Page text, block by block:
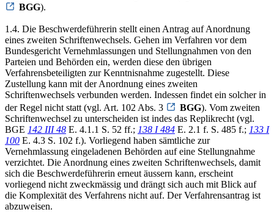
BGG).
1.4. Die Beschwerdeführerin stellt einen Antrag auf Anordnung
eines zweiten Schriftenwechsels. Gehen im Verfahren vor dem
Bundesgericht Vernehmlassungen und Stellungnahmen von den
Parteien und Behörden ein, werden diese den übrigen
Verfahrensbeteiligten zur Kenntnisnahme zugestellt. Diese
Zustellung kann mit der Anordnung eines zweiten
Schriftenwechsels verbunden werden. Indessen findet ein solcher in
der Regel nicht statt (vgl. Art. 102 Abs. 3
BGG). Vom zweiten
Schriftenwechsel zu unterscheiden ist indes das Replikrecht (vgl.
BGE 142 III 48 E. 4.1.1 S. 52 ff.; 138 I 484 E. 2.1 f. S. 485 f.; 133 I
100 E. 4.3 S. 102 f.). Vorliegend haben sämtliche zur
Vernehmlassung eingeladenen Behörden auf eine Stellungnahme
verzichtet. Die Anordnung eines zweiten Schriftenwechsels, damit
sich die Beschwerdeführerin erneut äussern kann, erscheint
vorliegend nicht zweckmässig und drängt sich auch mit Blick auf
die Komplexität des Verfahrens nicht auf. Der Verfahrensantrag ist
abzuweisen.